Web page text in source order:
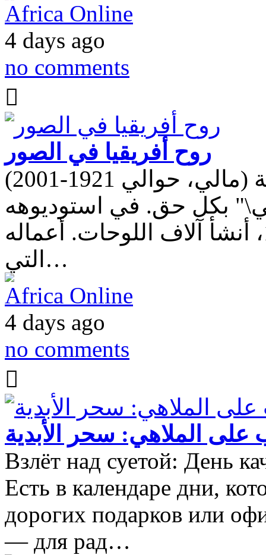
Africa Online
4 days ago
no comments
روح أفريقيا في الصور
الباحثون: في بداية تاريخ التصوير سيدو كيطة (مالي، حوالي 1921-2001)
بكل حق. في استوديوهه
في باناكا (مالي) من عام 1948 إلى 1963، أنشأ آلاف اللوحات. أعماله
التي…
Africa Online
4 days ago
no comments
على الملاهي: سحر الأبدية
Взлёт над суетой: День
Есть в календаре дни,
дорогих подарков или
— для рад…